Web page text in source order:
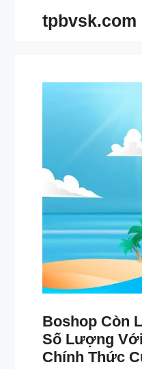
tpbvsk.com
Boshop Còn
Số Lượng
Chính Thức